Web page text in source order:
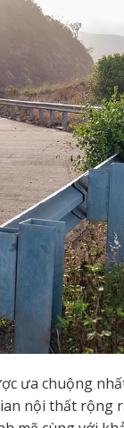
ưa chuộng
nội thất rộng